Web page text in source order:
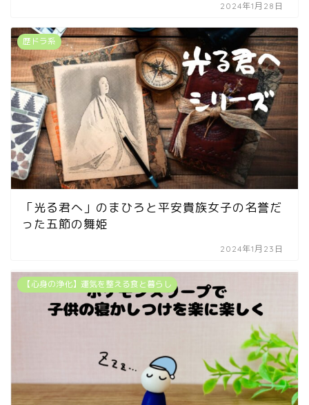
2024年1月28日
歴ドラ系
「光る君へ」のまひろと平安貴族女子の名誉だ
った五節の舞姫
2024年1月23日
【心身の浄化】運気を整える食と暮らし